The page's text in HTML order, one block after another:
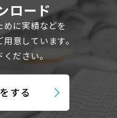
ロード
めに実績などを
用意しています。
ください。
する